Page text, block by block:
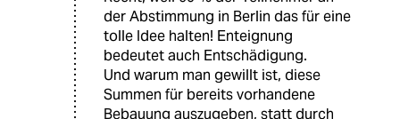
der Abstimmung in Berlin das für eine
tolle Idee halten! Enteignung
bedeutet auch Entschädigung.
Und warum man gewillt ist, diese
Summen für bereits vorhandene
Bebauung auszugeben, statt durch